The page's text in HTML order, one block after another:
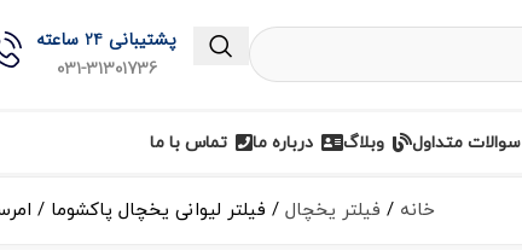
پشتیبانی 24 ساعته
031-31301736
سوالات متداول وبلاگ درباره ما تماس با ما
خانه فیلتر یخچال فیلتر لیوانی یخچال پاکشوما /